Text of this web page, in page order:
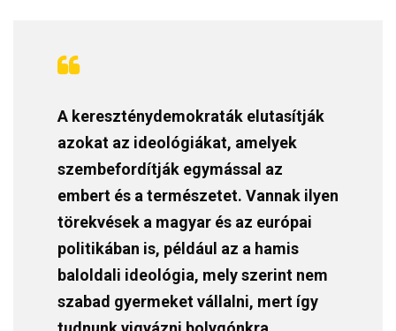
A kereszténydemokraták elutasítják
azokat az ideológiákat, amelyek
szembefordítják egymással az
embert és a természetet. Vannak ilyen
törekvések a magyar és az európai
politikában is, például az a hamis
baloldali ideológia, mely szerint nem
szabad gyermeket vállalni, mert így